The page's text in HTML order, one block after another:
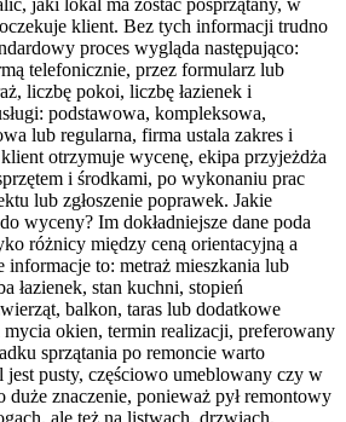
klient. Bez tych informacji trudno
proces wygląda następująco:
telefonicznie, przez formularz lub
liczbę pokoi, liczbę łazienek i
podstawowa, kompleksowa,
lub regularna, firma ustala zakres i
otrzymuje wycenę, ekipa przyjeżdża
i środkami, po wykonaniu prac
lub zgłoszenie poprawek. Jakie
wyceny? Im dokładniejsze dane poda
różnicy między ceną orientacyjną a
to: metraż mieszkania lub
łazienek, stan kuchni, stopień
balkon, taras lub dodatkowe
mycia okien, termin realizacji, preferowany
sprzątania po remoncie warto
pusty, częściowo umeblowany czy w
duże znaczenie, ponieważ pył remontowy
ale też na listwach, drzwiach,